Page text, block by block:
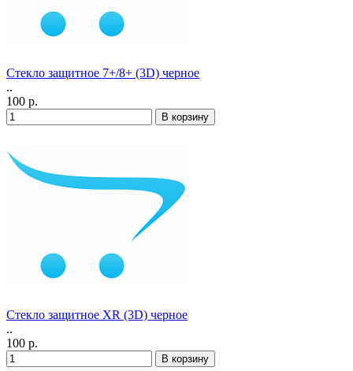
Стекло защитное 7+/8+ (3D) черное
..
100 р.
Стекло защитное ХR (3D) черное
..
100 р.